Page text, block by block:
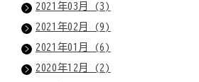
2021年03月 (3)
2021年02月 (9)
2021年01月 (6)
2020年12月 (2)